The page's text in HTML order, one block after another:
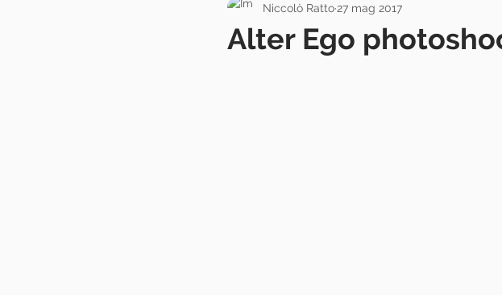
Alter Ego
Niccolò Ratto 27 mag 2017